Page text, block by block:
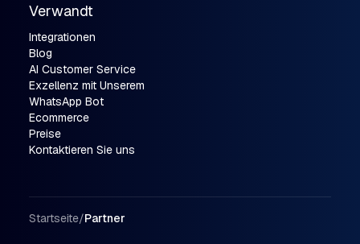
Verwandt
Integrationen
Blog
AI Customer Service
Exzellenz mit Unserem
WhatsApp Bot
Ecommerce
Preise
Kontaktieren Sie uns
Breadcrumb Navigation
Startseite/Partner